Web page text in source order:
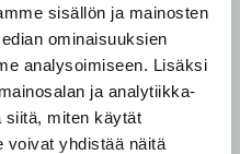
sisällön ja mainosten
ominaisuuksien
analysoimiseen. Lisäksi
ja analytiikka-
siitä, miten käytät
voivat yhdistää näitä
2055 x29
px
e
s
i
n
n
e
w